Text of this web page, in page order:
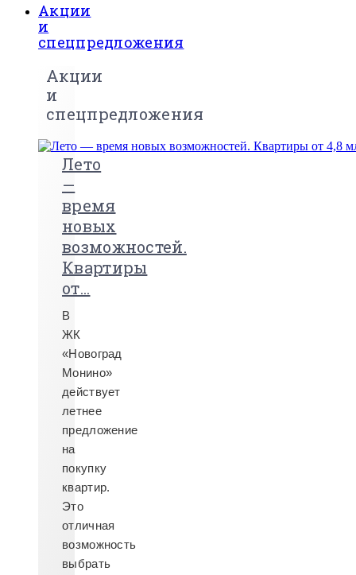
Акции
и
спецпредложения
Акции
и
спецпредложения
Лето
—
время
новых
возможностей.
Квартиры
от...
В
ЖК
«Новоград
Монино»
действует
летнее
предложение
на
покупку
квартир.
Это
отличная
возможность
выбрать